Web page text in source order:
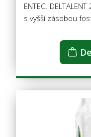
ENTEC.
s vyšší zásobou